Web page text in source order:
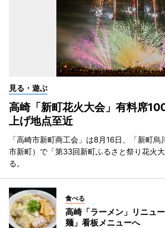
見る・遊ぶ
高崎「新町花火大会」有料席
上げ地点至近
「高崎市新町商工会」は8月16日、「新町
市新町）で「第33回新町ふるさと祭り花火
る。
食べる
高崎「ラーメン」リニュ
麺」看板メニューへ